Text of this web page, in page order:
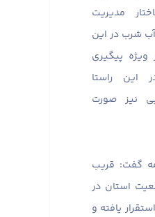
مدیریت
شرب در این
ویژه پیگیری
این راستا
نیز صورت
گفت: قریب
استان در
یافته و